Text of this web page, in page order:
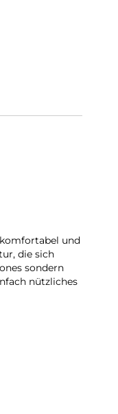
und
die sich
sondern
nützliches